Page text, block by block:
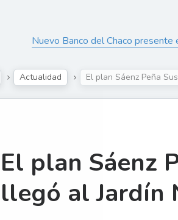
Nuevo Banco del Chaco presente
Actualidad El plan Sáenz Peña
El plan Sáenz
llegó al Jardín